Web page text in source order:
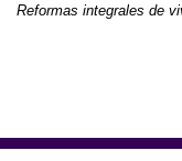
Reformas integrales de